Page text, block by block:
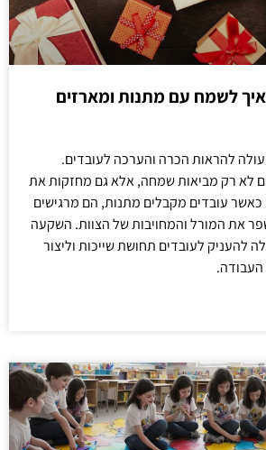
איך לשמח עם מתנות ומארזים
להראות הכרה והערכה לעובדים.
לא רק מביאות שמחה, אלא גם מחזקות את
כאשר עובדים מקבלים מתנות, הם מרגישים
את המורל והמחויבות של הצוות. השקעה
להעניק לעובדים תחושת שייכות וליצור
העבודה.